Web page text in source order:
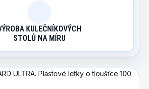
KULEČNÍKOVÝCH
STOLŮ NA MÍRU
ULTRA. Plastové letky o tloušťce 100